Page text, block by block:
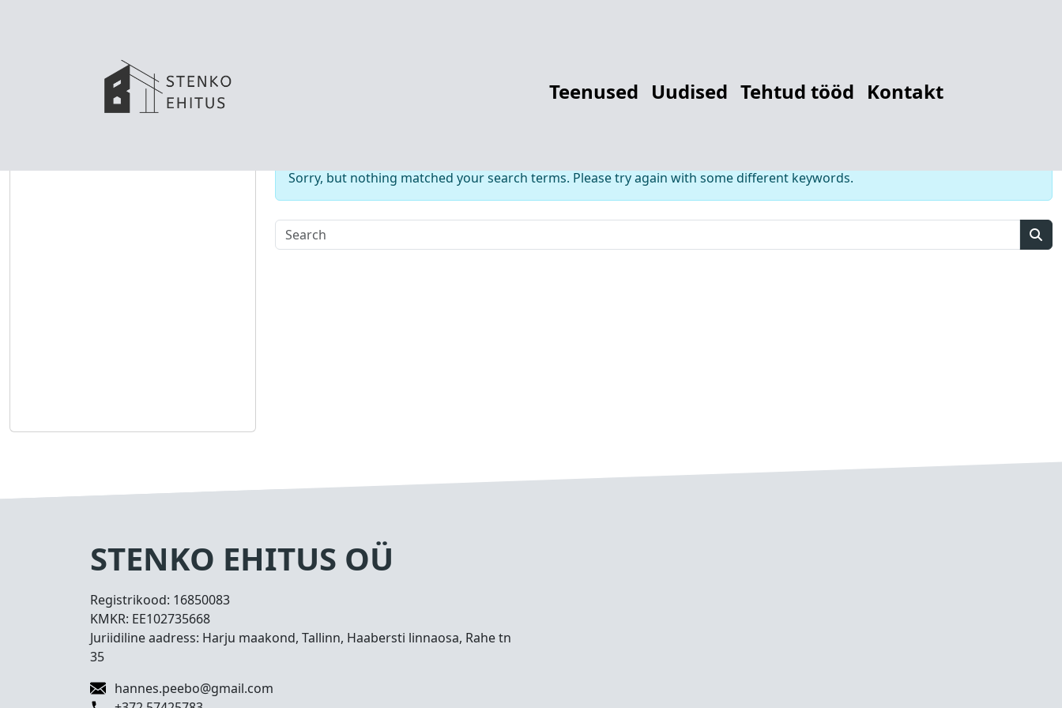
Teenused Uudised Tehtud tööd Kontakt
Nothing Found for12784281239
Sorry, but nothing matched your search terms. Please try again with some different keywords.
STENKO EHITUS OÜ
Registrikood: 16850083
KMKR: EE102735668
Juriidiline aadress: Harju maakond, Tallinn, Haabersti linnaosa, Rahe tn
35
hannes.peebo@gmail.com